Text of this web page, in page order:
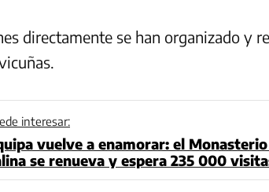
directamente se han organizado y
interesar:
vuelve a enamorar: el
se renueva y espera 235 000